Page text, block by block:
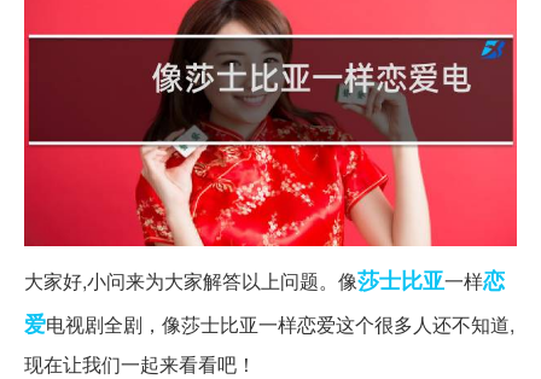
大家好,小问来为大家解答以上问题。像莎士比亚一样恋
爱电视剧全剧，像莎士比亚一样恋爱这个很多人还不知道,
现在让我们一起来看看吧！